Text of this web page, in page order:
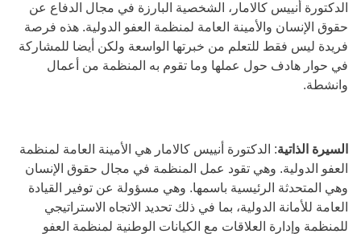
الدكتورة أنييس كالامار، الشخصية البارزة في مجال الدفاع عن
حقوق الإنسان والأمينة العامة لمنظمة العفو الدولية. هذه فرصة
فريدة ليس فقط للتعلم من خبرتها الواسعة ولكن أيضا للمشاركة
في حوار هادف حول عملها وما تقوم به المنظمة من أعمال
وانشطة.
السيرة الذاتية: الدكتورة أنييس كالامار هي الأمينة العامة لمنظمة
العفو الدولية. وهي تقود عمل المنظمة في مجال حقوق الإنسان
وهي المتحدثة الرئيسية باسمها. وهي مسؤولة عن توفير القيادة
العامة للأمانة الدولية، بما في ذلك تحديد الاتجاه الاستراتيجي
للمنظمة وإدارة العلاقات مع الكيانات الوطنية لمنظمة العفو